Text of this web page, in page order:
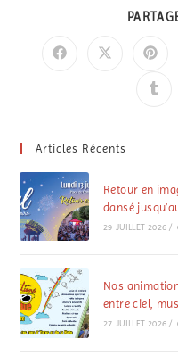
Articles Récents
Retour en
dansé
29 JUILLET 2026 /
Nos
entre ciel,
27 JUILLET 2026 /